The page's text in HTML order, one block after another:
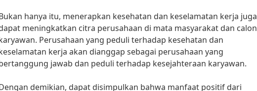
hanya itu, menerapkan kesehatan dan keselamatan kerja juga
meningkatkan citra perusahaan di mata masyarakat dan calon
Perusahaan yang peduli terhadap kesehatan dan
kerja akan dianggap sebagai perusahaan yang
jawab dan peduli terhadap kesejahteraan karyawan.
demikian, dapat disimpulkan bahwa manfaat positif dari